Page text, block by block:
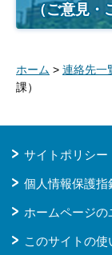
（ご意見・
ホーム > 連絡先一
課）
サイトポリシー
個人情報保護指
ホームページの
このサイトの使